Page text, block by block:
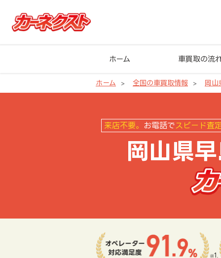
ホーム 車買取の流
ホーム 全国の車買取情報 岡山
来店不要。 お電話で スピード査
岡山県